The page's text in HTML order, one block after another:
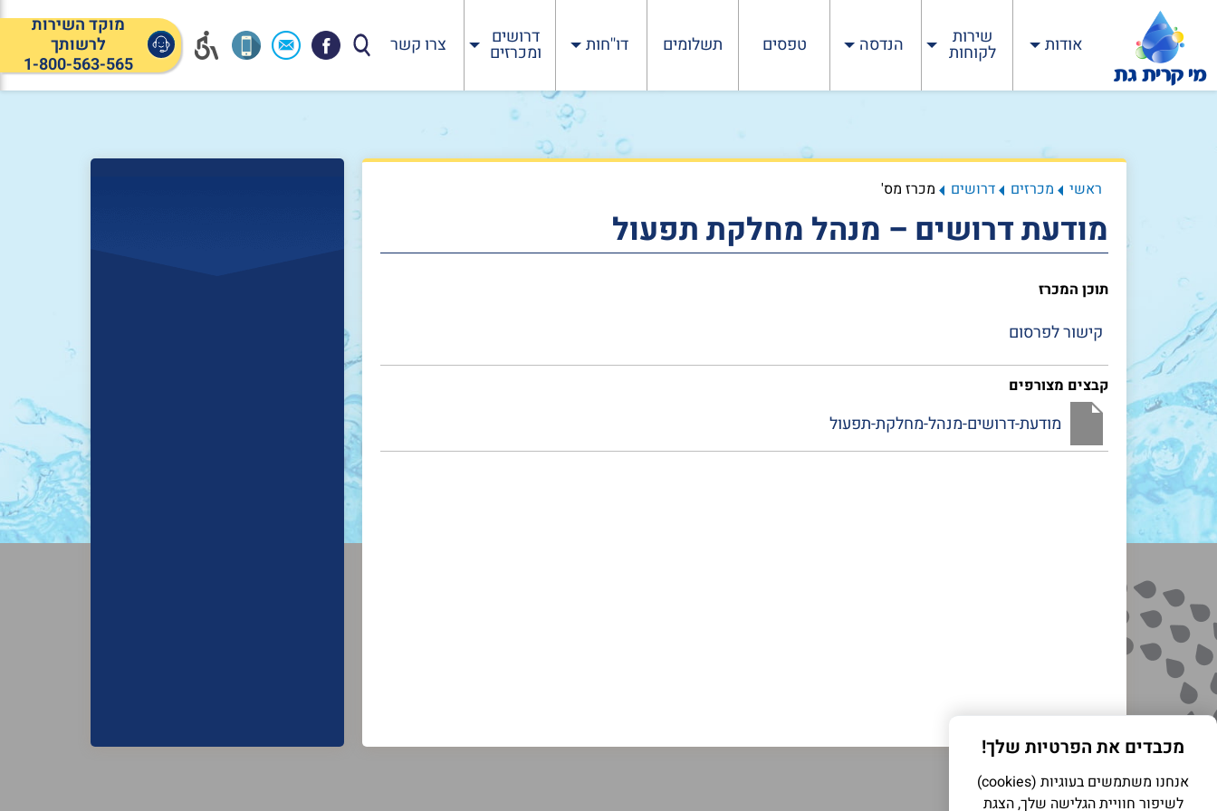
אודות שירות
לקוחות הנדסה טפסים תשלומים דו''חות דרושים
ומכרזים צרו קשר
מוקד השירות
לרשותך
1-800-563-565
ראשי מכרזים דרושים מכרז מס'
מודעת דרושים – מנהל מחלקת תפעול
תוכן המכרז
קישור לפרסום
קבצים מצורפים
מודעת-דרושים-מנהל-מחלקת-תפעול
מכבדים את הפרטיות שלך!
אנחנו משתמשים בעוגיות (cookies)
לשיפור חוויית הגלישה שלך, הצגת